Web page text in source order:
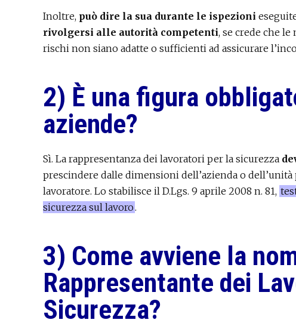
Inoltre, può dire la sua durante le ispezioni
rivolgersi alle autorità competenti, se crede che
rischi non siano adatte o sufficienti ad assicurare
2) È una figura
aziende?
Sì. La rappresentanza dei lavoratori per la sicurezza
prescindere dalle dimensioni dell’azienda o
lavoratore. Lo stabilisce il D.Lgs. 9 aprile 2008 n. 81,
sicurezza sul lavoro.
3) Come avviene la
Rappresentante dei
Sicurezza?